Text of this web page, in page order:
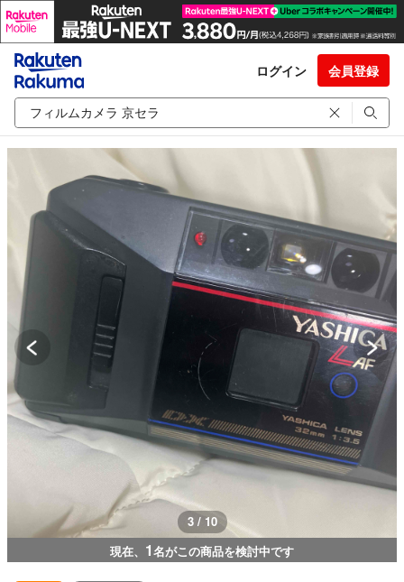
ログイン 会員登録
3 / 10
現在、 1名がこの商品を検討中です